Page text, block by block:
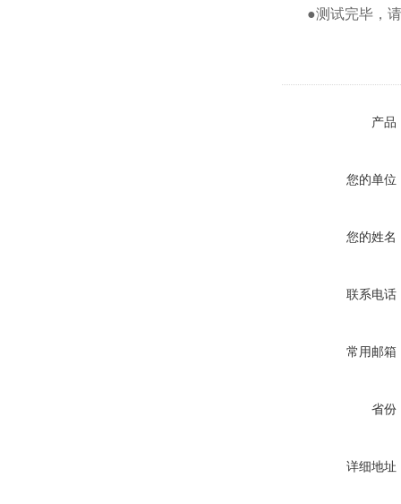
●测试完毕，
产品
您的单位
您的姓名
联系电话
常用邮箱
省份
详细地址